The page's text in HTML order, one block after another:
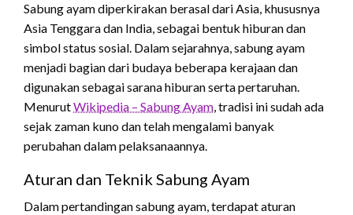
Sabung ayam diperkirakan berasal dari Asia, khususnya
Asia Tenggara dan India, sebagai bentuk hiburan dan
simbol status sosial. Dalam sejarahnya, sabung ayam
menjadi bagian dari budaya beberapa kerajaan dan
digunakan sebagai sarana hiburan serta pertaruhan.
MenurutWikipedia – Sabung Ayam, tradisi ini sudah ada
sejak zaman kuno dan telah mengalami banyak
perubahan dalam pelaksanaannya.
Aturan dan Teknik Sabung Ayam
Dalam pertandingan sabung ayam, terdapat aturan